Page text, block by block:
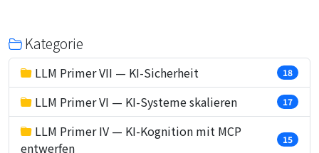
Kategorie
LLM Primer VII — KI-Sicherheit 18
LLM Primer VI — KI-Systeme skalieren 17
LLM Primer IV — KI-Kognition mit MCP
entwerfen
15